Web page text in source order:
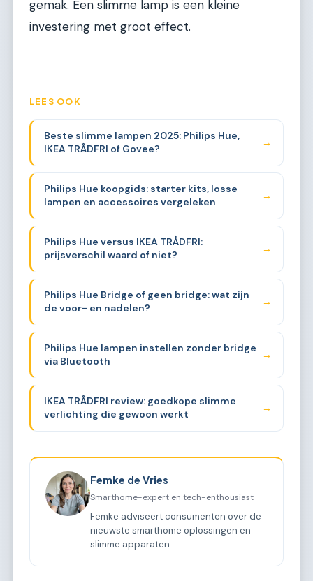
gemak. Een slimme lamp is een kleine
investering met groot effect.
LEES OOK
Beste slimme lampen 2025: Philips Hue,
IKEA TRÅDFRI of Govee?
→
Philips Hue koopgids: starter kits, losse
lampen en accessoires vergeleken
→
Philips Hue versus IKEA TRÅDFRI:
prijsverschil waard of niet?
→
Philips Hue Bridge of geen bridge: wat zijn
de voor- en nadelen?
→
Philips Hue lampen instellen zonder bridge
via Bluetooth
→
IKEA TRÅDFRI review: goedkope slimme
verlichting die gewoon werkt
→
Femke de Vries
Smarthome-expert en tech-enthousiast
Femke adviseert consumenten over de
nieuwste smarthome oplossingen en
slimme apparaten.